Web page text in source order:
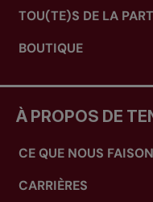
TOU(TE)S DE LA
BOUTIQUE
À PROPOS DE
CE QUE NOUS
CARRIÈRES